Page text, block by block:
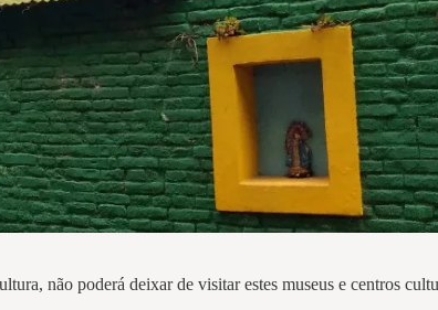
não poderá deixar de visitar estes museus e centros